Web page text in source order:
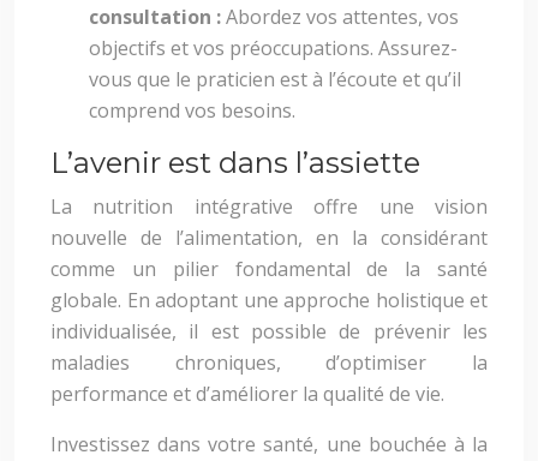
consultation :Abordez vos attentes, vos
objectifs et vos préoccupations. Assurez-
vous que le praticien est à l’écoute et qu’il
comprend vos besoins.
L’avenir est dans l’assiette
La nutrition intégrative offre une vision
nouvelle de l’alimentation, en la considérant
comme un pilier fondamental de la santé
globale. En adoptant une approche holistique et
individualisée, il est possible de prévenir les
maladies chroniques, d’optimiser la
performance et d’améliorer la qualité de vie.
Investissez dans votre santé, une bouchée à la